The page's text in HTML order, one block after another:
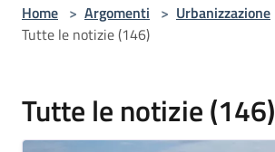
Home > Argomenti > Urbanizzazione
Tutte le notizie (146)
Tutte le notizie (146)